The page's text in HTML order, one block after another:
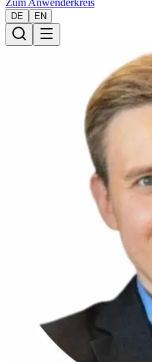
Zum Anwenderkreis
DE EN